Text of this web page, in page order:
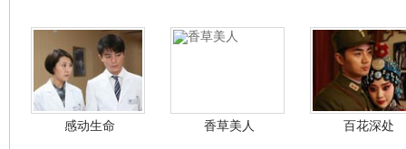
感动生命 香草美人 百花深处